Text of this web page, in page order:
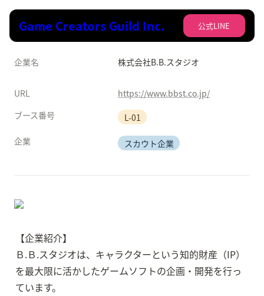
Game Creators Guild Inc. 公式LINE
企業名 株式会社B.B.スタジオ
URL
https://www.bbst.co.jp/
ブース番号
L-01
企業 スカウト企業
【企業紹介】
Ｂ.Ｂ.スタジオは、キャラクターという知的財産（IP）
を最大限に活かしたゲームソフトの企画・開発を行っ
ています。